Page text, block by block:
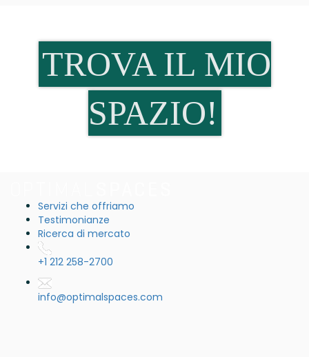
TROVA IL MIO
SPAZIO!
Servizi che offriamo
Testimonianze
Ricerca di mercato
+1 212 258-2700
info@optimalspaces.com